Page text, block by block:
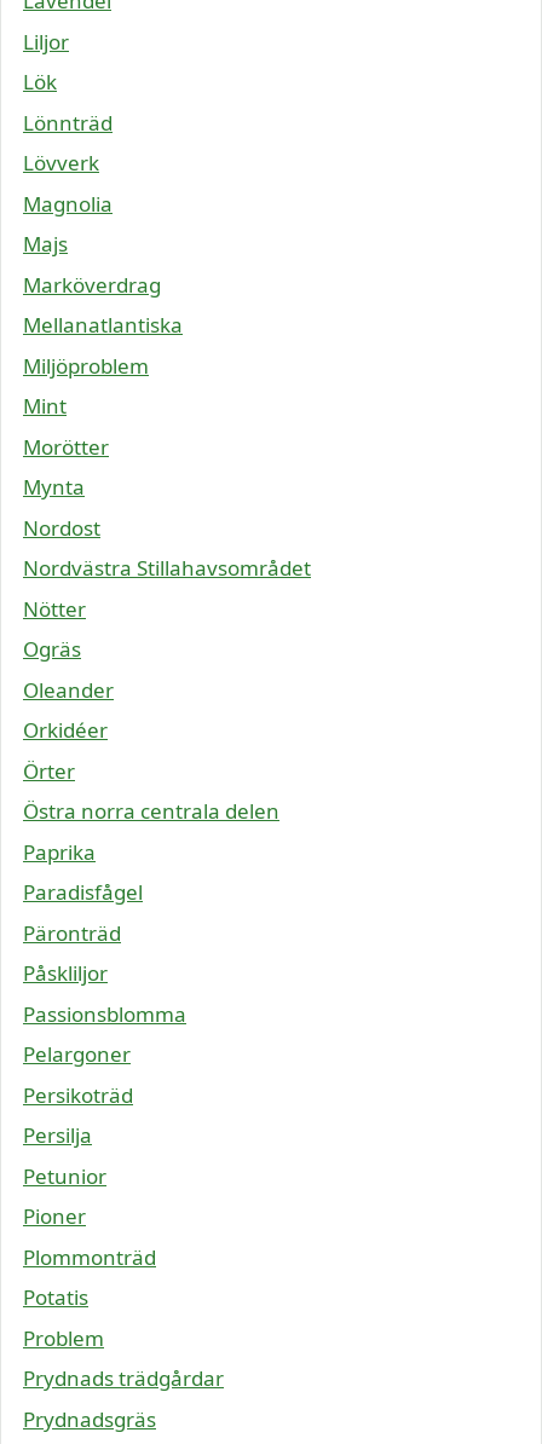
Liljor
Lök
Lönnträd
Lövverk
Magnolia
Majs
Marköverdrag
Mellanatlantiska
Miljöproblem
Mint
Morötter
Mynta
Nordost
Nordvästra Stillahavsområdet
Nötter
Ogräs
Oleander
Orkidéer
Örter
Östra norra centrala delen
Paprika
Paradisfågel
Päronträd
Påskliljor
Passionsblomma
Pelargoner
Persikoträd
Persilja
Petunior
Pioner
Plommonträd
Potatis
Problem
Prydnads trädgårdar
Prydnadsgräs